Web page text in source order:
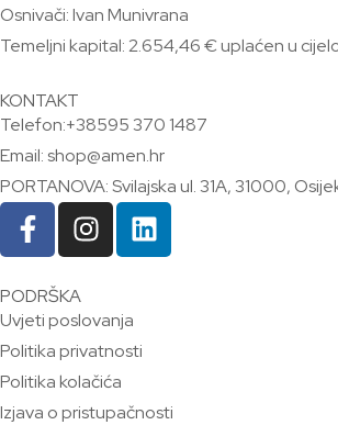
Osnivači: Ivan Munivrana
Temeljni kapital: 2.654,46 € uplaćen u
KONTAKT
Telefon:+38595 370 1487
Email: shop@amen.hr
PORTANOVA: Svilajska ul. 31A, 31000,
PODRŠKA
Uvjeti poslovanja
Politika privatnosti
Politika kolačića
Izjava o pristupačnosti